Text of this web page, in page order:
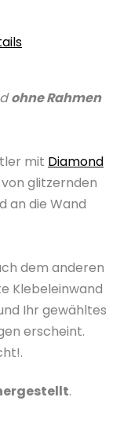
ohne Rahmen
mit Diamond
glitzernden
an die Wand
dem anderen
Klebeleinwand
Ihr gewähltes
erscheint.
.